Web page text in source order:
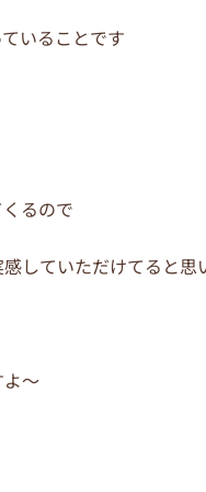
いることです
るので
していただけてると思
～